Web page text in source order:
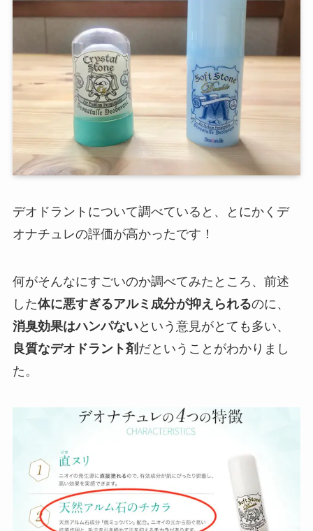
デオドラントについて調べていると、とにかくデ
オナチュレの評価が高かったです！
何がそんなにすごいのか調べてみたところ、前述
した体に悪すぎるアルミ成分が抑えられるのに、
消臭効果はハンパないという意見がとても多い、
良質なデオドラント剤 だということがわかりまし
た。